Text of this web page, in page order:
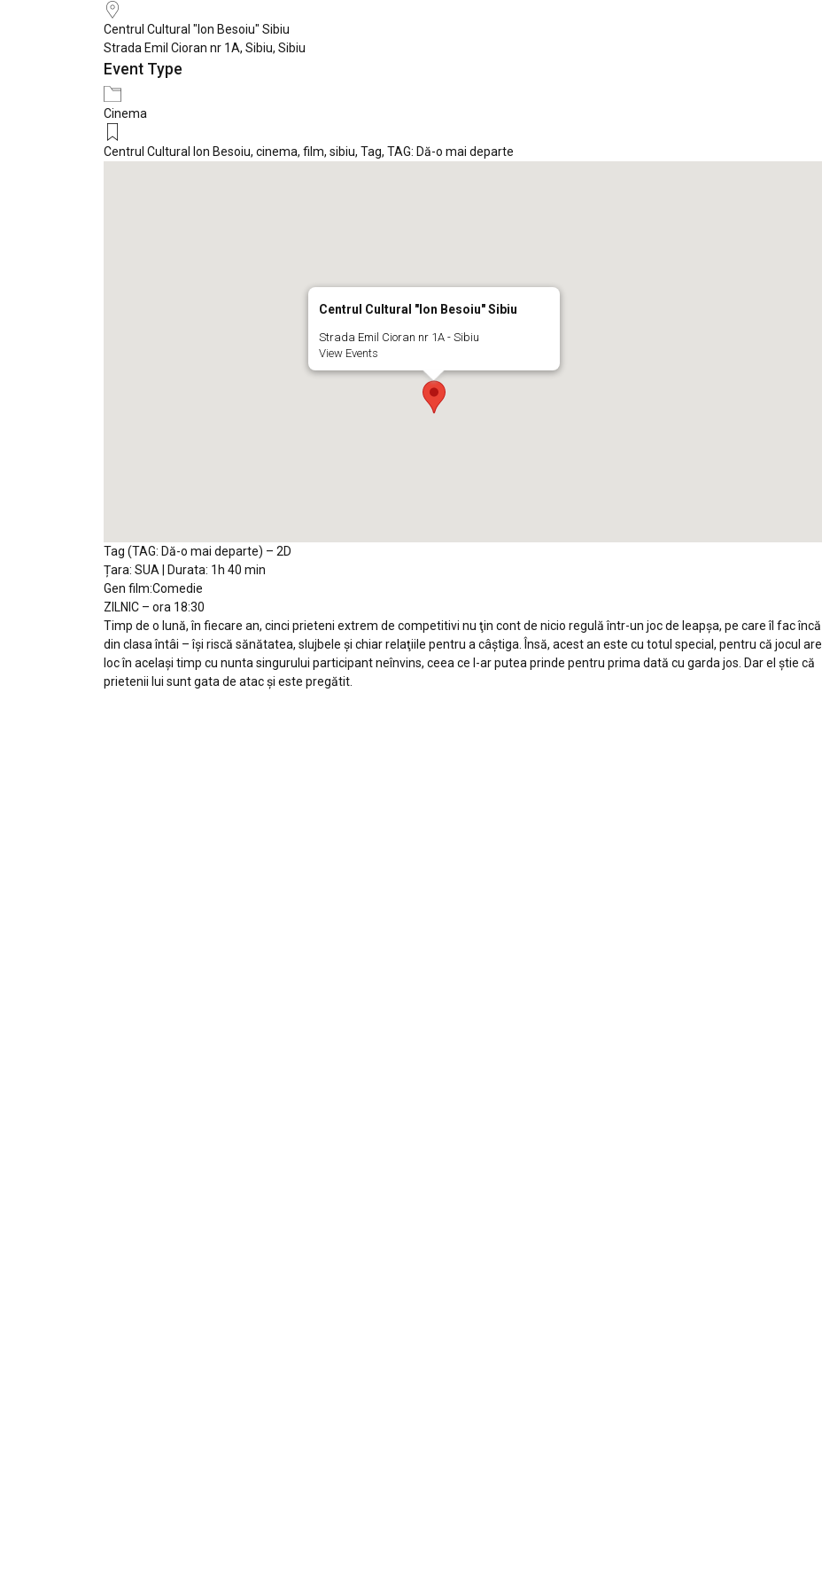
Centrul Cultural "Ion Besoiu" Sibiu
Strada Emil Cioran nr 1A, Sibiu, Sibiu
Event Type
Cinema
Centrul Cultural Ion Besoiu, cinema, film, sibiu, Tag, TAG: Dă-o mai departe
Centrul Cultural "Ion Besoiu" Sibiu
Strada Emil Cioran nr 1A - Sibiu
View Events
Tag (TAG: Dă-o mai departe) – 2D
Țara: SUA | Durata: 1h 40 min
Gen film:Comedie
ZILNIC – ora 18:30
Timp de o lună, în fiecare an, cinci prieteni extrem de competitivi nu ţin cont de nicio regulă într-un joc de leapşa, pe care îl fac încă
din clasa întâi – îşi riscă sănătatea, slujbele şi chiar relaţiile pentru a câştiga. Însă, acest an este cu totul special, pentru că jocul are
loc în acelaşi timp cu nunta singurului participant neînvins, ceea ce l-ar putea prinde pentru prima dată cu garda jos. Dar el ştie că
prietenii lui sunt gata de atac şi este pregătit.